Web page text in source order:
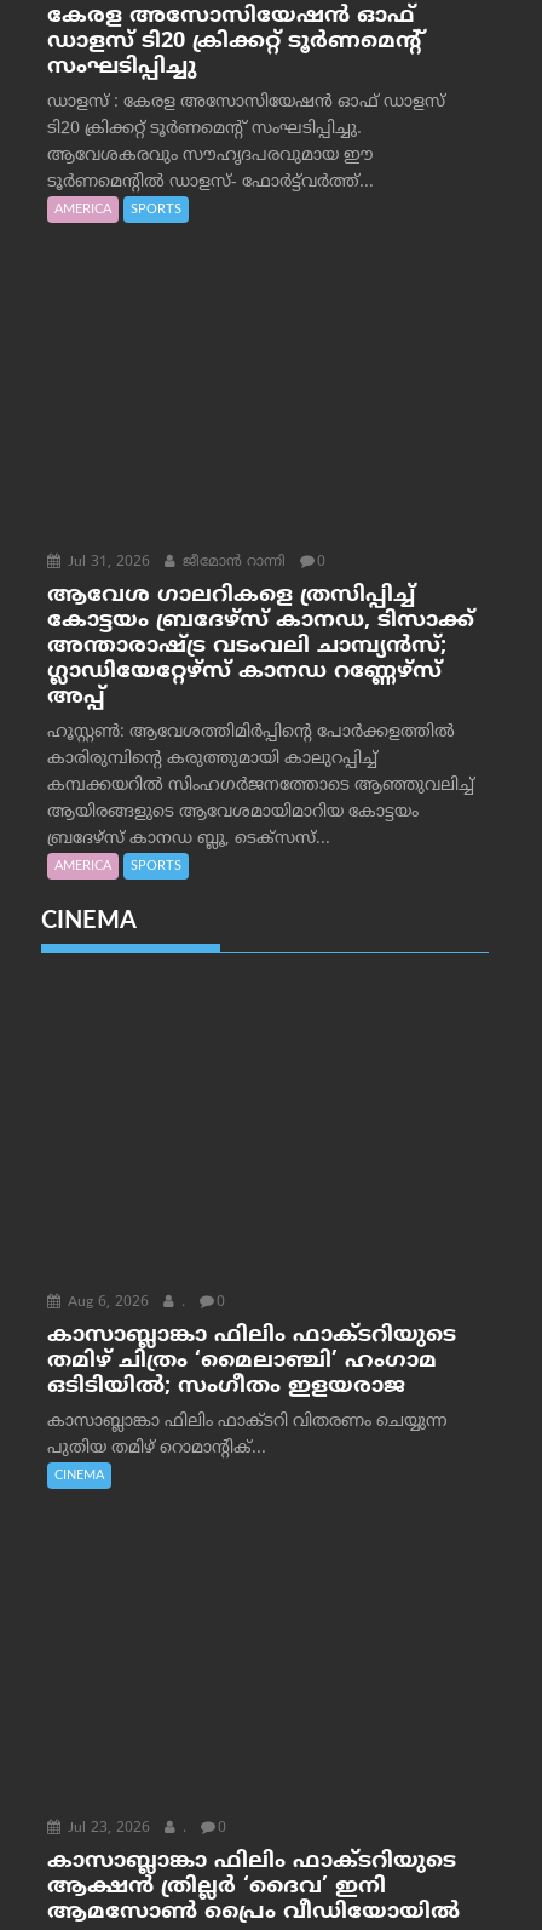
കേരള അസോസിയേഷൻ ഓഫ്
ഡാളസ് ടി20 ക്രിക്കറ്റ് ടൂർണമെന്റ്
സംഘടിപ്പിച്ചു
ഡാളസ് : കേരള അസോസിയേഷൻ ഓഫ് ഡാളസ്
ടി20 ക്രിക്കറ്റ് ടൂർണമെന്റ് സംഘടിപ്പിച്ചു.
ആവേശകരവും സൗഹൃദപരവുമായ ഈ
ടൂർണമെന്റിൽ ഡാളസ്- ഫോർട്ട്‌വര്‍ത്ത്...
AMERICA SPORTS
Jul 31, 2026 ജീമോന്‍ റാന്നി 0
ആവേശ ഗാലറികളെ ത്രസിപ്പിച്ച്
കോട്ടയം ബ്രദേഴ്‌സ് കാനഡ, ടിസാക്ക്
അന്താരാഷ്ട്ര വടംവലി ചാമ്പ്യന്‍സ്;
ഗ്ലാഡിയേറ്റേഴ്‌സ് കാനഡ റണ്ണേഴ്‌സ്
അപ്പ്
ഹൂസ്റ്റണ്‍: ആവേശത്തിമിര്‍പ്പിന്റെ പോര്‍ക്കളത്തില്‍
കാരിരുമ്പിന്റെ കരുത്തുമായി കാലുറപ്പിച്ച്
കമ്പക്കയറില്‍ സിംഹഗര്‍ജനത്തോടെ ആഞ്ഞുവലിച്ച്
ആയിരങ്ങളുടെ ആവേശമായിമാറിയ കോട്ടയം
ബ്രദേഴ്‌സ് കാനഡ ബ്ലൂ, ടെക്‌സസ്...
AMERICA SPORTS
CINEMA
Aug 6, 2026 . 0
കാസാബ്ലാങ്കാ ഫിലിം ഫാക്ടറിയുടെ
തമിഴ് ചിത്രം ‘മൈലാഞ്ചി’ ഹംഗാമ
ഒടിടിയിൽ; സംഗീതം ഇളയരാജ
കാസാബ്ലാങ്കാ ഫിലിം ഫാക്ടറി വിതരണം ചെയ്യുന്ന
പുതിയ തമിഴ് റൊമാന്റിക്...
CINEMA
Jul 23, 2026 . 0
കാസാബ്ലാങ്കാ ഫിലിം ഫാക്ടറിയുടെ
ആക്ഷൻ ത്രില്ലർ ‘ദൈവ’ ഇനി
ആമസോൺ പ്രൈം വീഡിയോയിൽ